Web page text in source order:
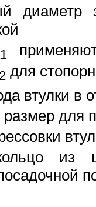
диаметр
для
втулки в
для
из